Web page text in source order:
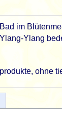
im
Ylang
ohne